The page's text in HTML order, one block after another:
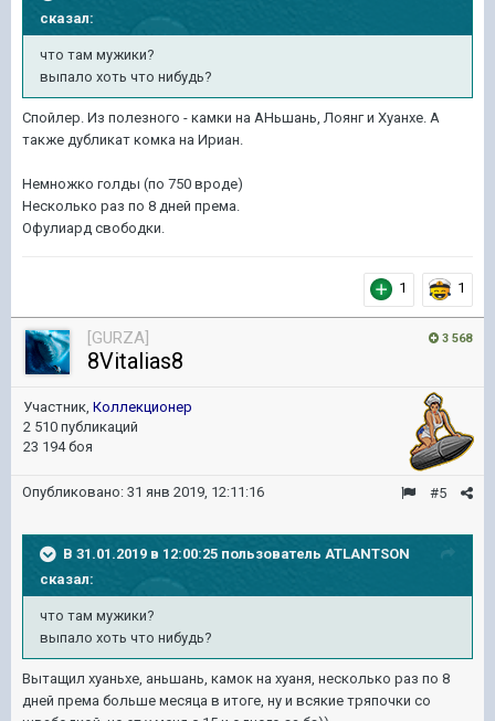
сказал:
что там мужики?
выпало хоть что нибудь?
Спойлер. Из полезного - камки на АНьшань, Лоянг и Хуанхе. А
также дубликат комка на Ириан.
Немножко голды (по 750 вроде)
Несколько раз по 8 дней према.
Офулиард свободки.
1 1
3 568
[GURZA]
8Vitalias8
Участник, Коллекционер
2 510 публикаций
23 194 боя
#5
Опубликовано: 31 янв 2019, 12:11:16
В 31.01.2019 в 12:00:25 пользователь ATLANTSON
сказал:
что там мужики?
выпало хоть что нибудь?
Вытащил хуаньхе, аньшань, камок на хуаня, несколько раз по 8
дней према больше месяца в итоге, ну и всякие тряпочки со